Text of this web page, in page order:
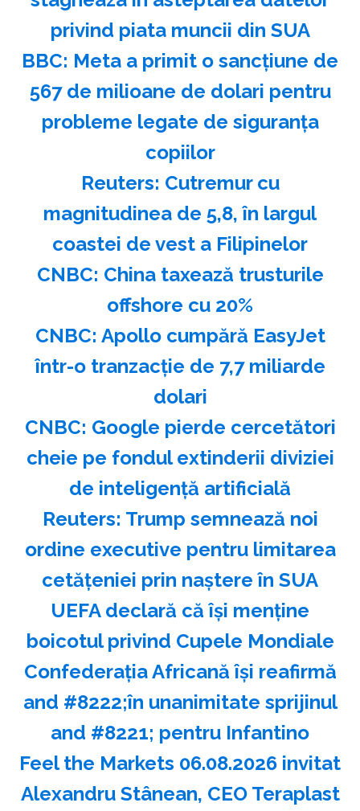
privind piata muncii din SUA
BBC: Meta a primit o sancţiune de
567 de milioane de dolari pentru
probleme legate de siguranţa
copiilor
Reuters: Cutremur cu
magnitudinea de 5,8, în largul
coastei de vest a Filipinelor
CNBC: China taxează trusturile
offshore cu 20%
CNBC: Apollo cumpără EasyJet
într-o tranzacţie de 7,7 miliarde
dolari
CNBC: Google pierde cercetători
cheie pe fondul extinderii diviziei
de inteligenţă artificială
Reuters: Trump semnează noi
ordine executive pentru limitarea
cetăţeniei prin naştere în SUA
UEFA declară că îşi menţine
boicotul privind Cupele Mondiale
Confederaţia Africană îşi reafirmă
and #8222;în unanimitate sprijinul
and #8221; pentru Infantino
Feel the Markets 06.08.2026 invitat
Alexandru Stânean, CEO Teraplast